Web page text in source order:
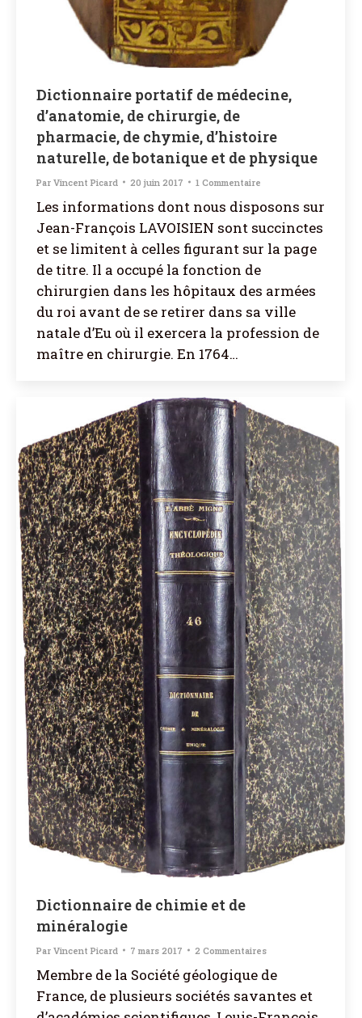
Dictionnaire portatif de médecine,
d’anatomie, de chirurgie, de
pharmacie, de chymie, d’histoire
naturelle, de botanique et de physique
Par Vincent Picard 20 juin 2017 1 Commentaire
Les informations dont nous disposons sur
Jean-François LAVOISIEN sont succinctes
et se limitent à celles figurant sur la page
de titre. Il a occupé la fonction de
chirurgien dans les hôpitaux des armées
du roi avant de se retirer dans sa ville
natale d’Eu où il exercera la profession de
maître en chirurgie. En 1764…
Dictionnaire de chimie et de
minéralogie
Par Vincent Picard 7 mars 2017 2 Commentaires
Membre de la Société géologique de
France, de plusieurs sociétés savantes et